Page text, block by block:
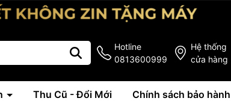
Hotline
0813600999
Hệ thống
cửa hàng
Thu Cũ - Đổi Mới Chính sách bảo hành